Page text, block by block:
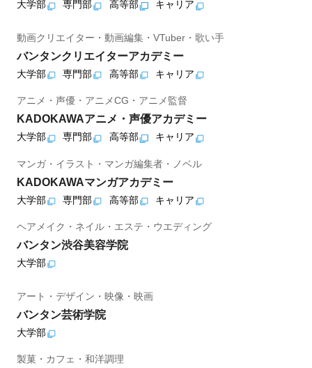
大学部 専門部 高等部 キャリア
動画クリエイター・動画編集・VTuber・歌い手
バンタンクリエイターアカデミー
大学部 専門部 高等部 キャリア
アニメ・声優・アニメCG・アニメ監督
KADOKAWAアニメ・声優アカデミー
大学部 専門部 高等部 キャリア
マンガ・イラスト・マンガ編集者・ノベル
KADOKAWAマンガアカデミー
大学部 専門部 高等部 キャリア
ヘアメイク・ネイル・エステ・ウエディング
バンタン渋谷美容学院
大学部
アート・デザイン・映像・映画
バンタン芸術学院
大学部
製菓・カフェ・和洋調理